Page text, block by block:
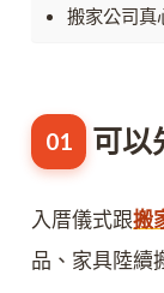
搬家公司真
可以
入厝儀式跟搬
品、家具陸續